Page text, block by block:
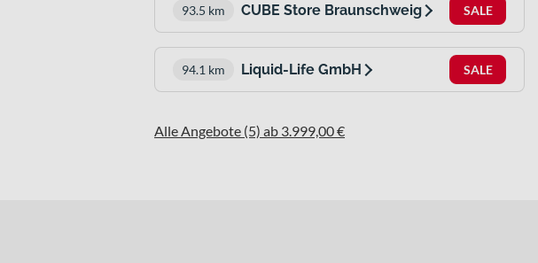
SALE
93.5 km CUBE Store Braunschweig
SALE
94.1 km Liquid-Life GmbH
Alle Angebote (5) ab 3.999,00 €